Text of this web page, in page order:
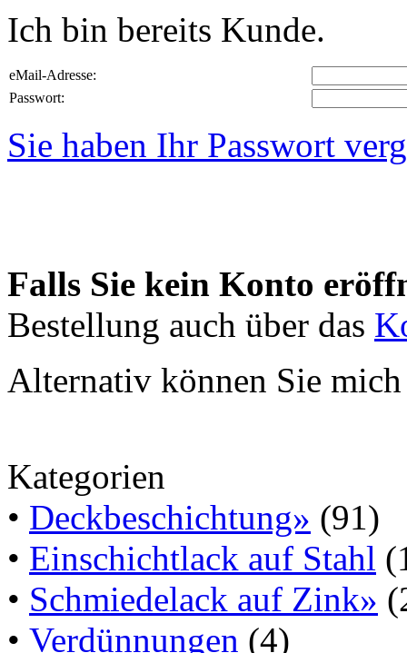
Ich bin bereits Kunde.
eMail-Adresse:
Passwort:
Sie haben Ihr Passwort
Falls Sie kein Konto
Bestellung auch über das
Alternativ können Sie
Kategorien
• Deckbeschichtung» (91)
• Einschichtlack auf Stahl
• Schmiedelack auf Zink»
• Verdünnungen (4)